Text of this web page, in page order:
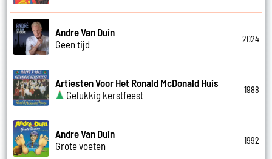
Andre Van Duin
Geen tijd
2024
Artiesten Voor Het Ronald McDonald Huis
Gelukkig kerstfeest
1988
Andre Van Duin
Grote voeten
1992